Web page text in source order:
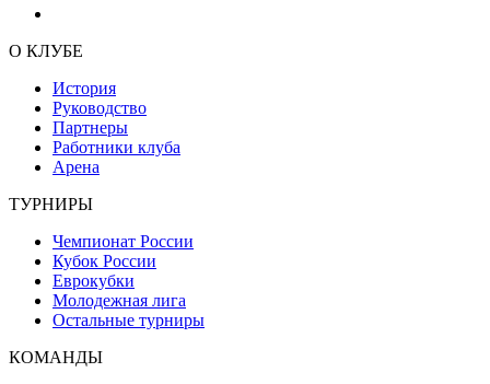
О КЛУБЕ
История
Руководство
Партнеры
Работники клуба
Арена
ТУРНИРЫ
Чемпионат России
Кубок России
Еврокубки
Молодежная лига
Остальные турниры
КОМАНДЫ